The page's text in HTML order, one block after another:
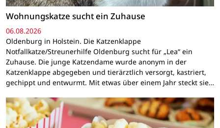
Wohnungskatze sucht ein Zuhause
06.08.2026
Oldenburg in Holstein. Die Katzenklappe
Notfallkatze/Streunerhilfe Oldenburg sucht für „Lea“ ein
Zuhause. Die junge Katzendame wurde anonym in der
Katzenklappe abgegeben und tierärztlich versorgt, kastriert,
gechippt und entwurmt. Mit etwas über einem Jahr steckt sie…